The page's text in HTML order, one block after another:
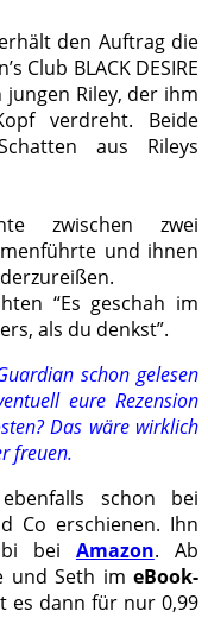
den Auftrag die
Club BLACK DESIRE
Riley, der ihm
verdreht. Beide
aus Rileys
zwischen zwei
und ihnen
“Es geschah im
als du denkst”.
schon gelesen
eure Rezension
Das wäre wirklich
freuen.
schon bei
Co erschienen. Ihn
bei Amazon. Ab
und Seth im eBook-
es dann für nur 0,99